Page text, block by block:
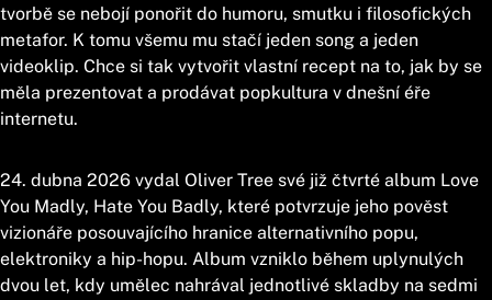
tvorbě se nebojí ponořit do humoru, smutku i filosofických
metafor. K tomu všemu mu stačí jeden song a jeden
videoklip. Chce si tak vytvořit vlastní recept na to, jak by se
měla prezentovat a prodávat popkultura v dnešní éře
internetu.
24. dubna 2026 vydal Oliver Tree své již čtvrté album Love
You Madly, Hate You Badly, které potvrzuje jeho pověst
vizionáře posouvajícího hranice alternativního popu,
elektroniky a hip-hopu. Album vzniklo během uplynulých
dvou let, kdy umělec nahrával jednotlivé skladby na sedmi